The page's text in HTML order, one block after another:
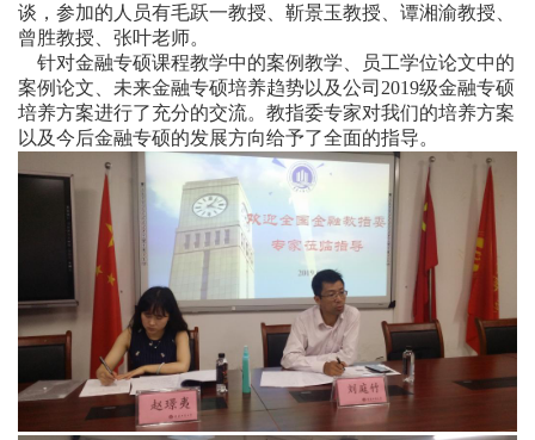
谈，参加的人员有毛跃一教授、靳景玉教授、谭湘渝教授、
曾胜教授、张叶老师。
针对金融专硕课程教学中的案例教学、员工学位论文中的
案例论文、未来金融专硕培养趋势以及公司2019级金融专硕
培养方案进行了充分的交流。教指委专家对我们的培养方案
以及今后金融专硕的发展方向给予了全面的指导。